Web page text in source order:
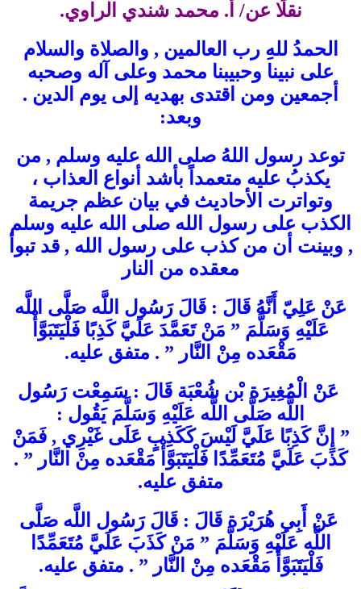
نقلًا عن/ أ. محمد شندي الراوي.
الحمدُ للهِ رب العالمين , والصلاة والسلام
على نبينا وحبيبنا محمد وعلى آله وصحبه
أجمعين ومن اقتدى بهديه إلى يوم الدين .
وبعد:
توعد رسول اللهُ صلى الله عليه وسلم , من
يكذبُ عليه متعمداً بأشد أنواع العذاب ،
وتواترت الأحاديث في بيان عظم جريمة
الكذب على رسول الله صلى الله عليه وسلم
, وبينت أن من كذب على رسول الله , قد تبوأ
معقده من النار
عَنْ عَلِيّ أَنَّهُ قَالَ : قَالَ رَسُول اللَّه صَلَّى اللَّه
عَلَيْهِ وَسَلَّمَ ” مَنْ تَعَمَّدَ عَلَيَّ كَذِبًا فَلْيَتَبَوَّأْ
مَقْعَده مِنْ النَّار ” . متفق عليه.
‏ عَنْ الْمُغِيرَة بْن شُعْبَة قَالَ : سَمِعْت رَسُول
اللَّه صَلَّى اللَّه عَلَيْهِ وَسَلَّمَ يَقُول :
” إِنَّ كَذِبًا عَلَيَّ لَيْسَ كَكَذِبٍ عَلَى غَيْرِي , فَمَنْ
كَذَبَ عَلَيَّ مُتَعَمِّدًا فَلْيَتَبَوَّأْ مَقْعَده مِنْ النَّار ” .
متفق عليه.
‏ عَنْ أَبِي هُرَيْرَة قَالَ : قَالَ رَسُول اللَّه صَلَّى
اللَّه عَلَيْهِ وَسَلَّمَ ” مَنْ كَذَبَ عَلَيَّ مُتَعَمِّدًا
فَلْيَتَبَوَّأْ مَقْعَده مِنْ النَّار ” . متفق عليه.